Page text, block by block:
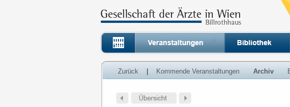
Zurück Kommende Veranstaltungen Archiv